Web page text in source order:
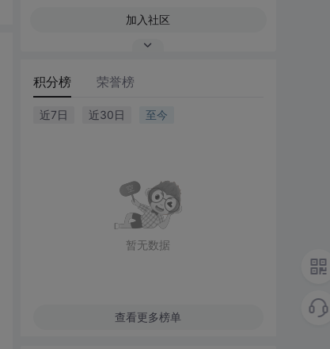
加入社区
积分榜 荣誉榜
近7日 近30日 至今
暂无数据
查看更多榜单